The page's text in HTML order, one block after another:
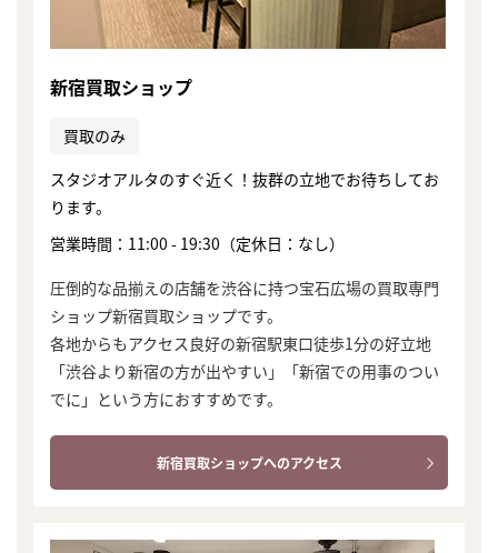
新宿買取ショップ
買取のみ
スタジオアルタのすぐ近く！抜群の立地でお待ちしてお
ります。
営業時間：11:00 - 19:30（定休日：なし）
圧倒的な品揃えの店舗を渋谷に持つ宝石広場の買取専門
ショップ新宿買取ショップです。
各地からもアクセス良好の新宿駅東口徒歩1分の好立地
「渋谷より新宿の方が出やすい」「新宿での用事のつい
でに」という方におすすめです。
新宿買取ショップへのアクセス